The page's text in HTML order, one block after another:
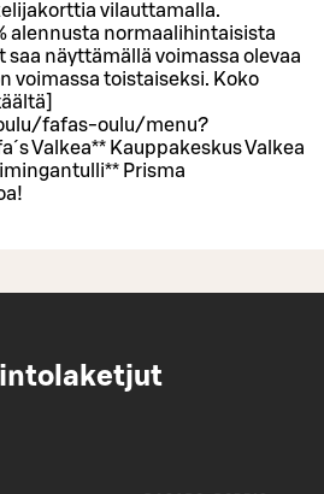
vilauttamalla.
alennusta normaalihintaisista
saa näyttämällä voimassa olevaa
voimassa toistaiseksi. Koko
fafas-oulu/menu?
Valkea** Kauppakeskus Valkea
Prisma